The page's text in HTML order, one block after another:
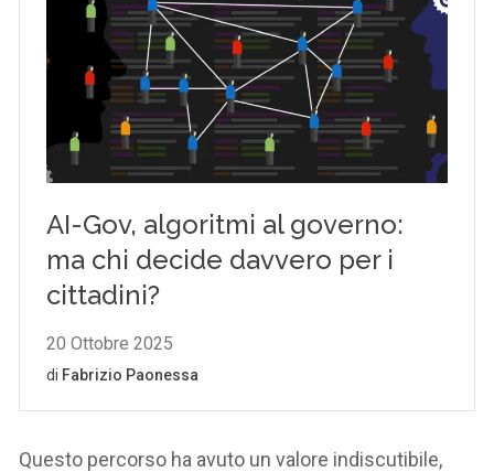
Questo percorso ha avuto un valore indiscutibile,